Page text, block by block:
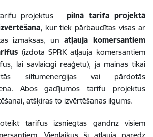
projektus – pilnā tarifa projektā
, kur tiek pārbaudītas visas ar
izmaksas, un atļauja komersantiem
(izdota SPRK atļauja komersantiem
lai savlaicīgi reaģētu), ja mainās tikai
siltumenerģijas vai pārdotās
Abos gadījumos tarifu projektus
atšķiras to izvērtēšanas ilgums.
tarifus izsniegtas gandrīz visiem